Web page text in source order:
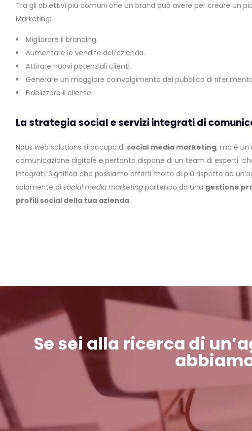
Tra gli obiettivi più comuni che un brand può avere per creare un
Marketing:
Migliorare il branding.
Aumentare le vendite dell’azienda.
Attirare nuovi potenziali clienti.
Generare un maggiore coinvolgimento del pubblico di
Fidelizzare il cliente.
La strategia social e servizi integrati di
Nous web solutions si occupa di social media marketing, ma è
comunicazione digitale e pertanto dispone di un team di esperti
integrati. Significa che possiamo offrirti molto di più rispetto ad
solamente di social media marketing partendo da una gestione
profili social della tua azienda.
Se sei alla ricerca di